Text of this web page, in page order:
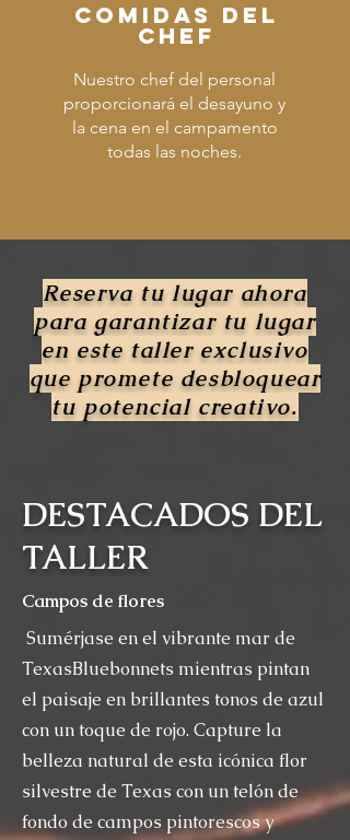
comidas del
chef
Nuestro chef del personal
proporcionará el desayuno y
la cena en el campamento
todas las noches.
Reserva tu lugar ahora
para garantizar tu lugar
en este taller exclusivo
que promete desbloquear
tu potencial creativo.
DESTACADOS DEL
TALLER
Campos de flores
Sumérjase en el vibrante mar de
TexasBluebonnets mientras pintan
el paisaje en brillantes tonos de azul
con un toque de rojo. Capture la
belleza natural de esta icónica flor
silvestre de Texas con un telón de
fondo de campos pintorescos y